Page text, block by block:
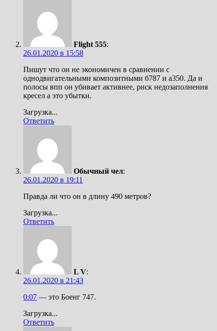
Flight 555:
26.01.2020 в 15:58
Пишут что он не экономичен в сравнении с
однодвигательными композитными б787 и а350. Да и
полосы впп он убивает активнее, риск недозаполнения
кресел а это убытки.
Загрузка...
Ответить
Обычный чел:
26.01.2020 в 19:11
Правда ли что он в длину 490 метров?
Загрузка...
Ответить
L V:
26.01.2020 в 21:43
0:07 — это Боенг 747.
Загрузка...
Ответить